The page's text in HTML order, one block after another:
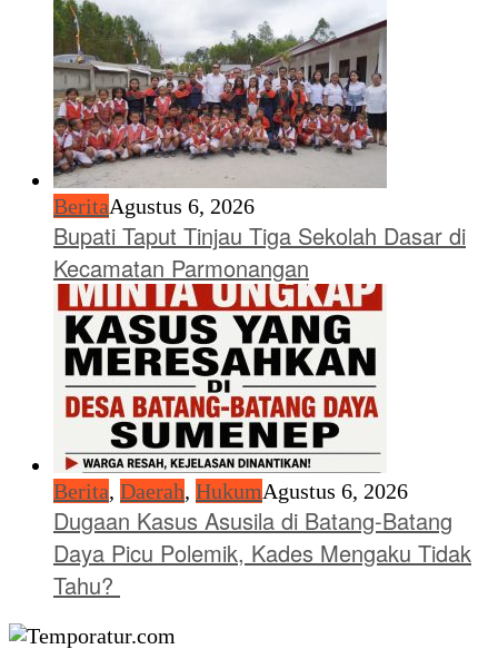
BeritaAgustus 6, 2026
Bupati Taput Tinjau Tiga Sekolah Dasar di
Kecamatan Parmonangan
Berita, Daerah, HukumAgustus 6, 2026
Dugaan Kasus Asusila di Batang-Batang
Daya Picu Polemik, Kades Mengaku Tidak
Tahu?